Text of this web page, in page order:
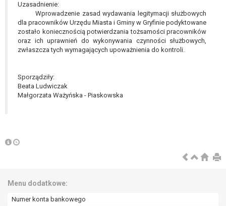
Uzasadnienie:
Wprowadzenie zasad wydawania legitymacji służbowych
dla pracowników Urzędu Miasta i Gminy w Gryfinie podyktowane
zostało koniecznością potwierdzania tożsamości pracowników
oraz ich uprawnień do wykonywania czynności służbowych,
zwłaszcza tych wymagających upoważnienia do kontroli.
Sporządziły:
Beata Ludwiczak
Małgorzata Ważyńska - Piaskowska
Menu dodatkowe:
Numer konta bankowego